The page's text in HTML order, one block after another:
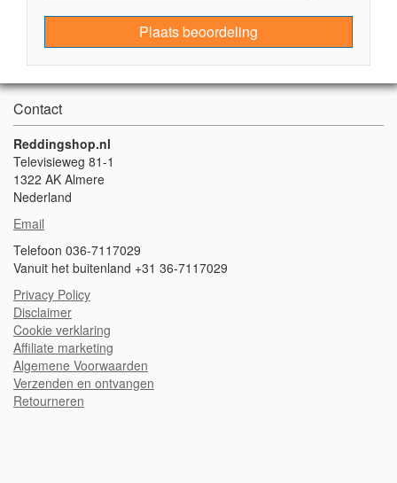
Plaats beoordeling
Contact
Reddingshop.nl
Televisieweg 81-1
1322 AK Almere
Nederland
Email
Telefoon 036-7117029
Vanuit het buitenland +31 36-7117029
Privacy Policy
Disclaimer
Cookie verklaring
Affiliate marketing
Algemene Voorwaarden
Verzenden en ontvangen
Retourneren